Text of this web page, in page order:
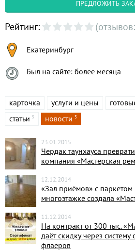
ПРЕДЛОЖИТЬ
Рейтинг:
Екатеринбург
Был на сайте: более месяца
карточка услуги и цены
статьи 5 новости 3
23.01.2015
Чердак таунхауса
компания «Мастерская
12.12.2014
«Зал приёмов» с паркетом
многоэтажке создала
11.12.2014
На контракт от 300 тыс.
даёт скидку через систему
флаеров